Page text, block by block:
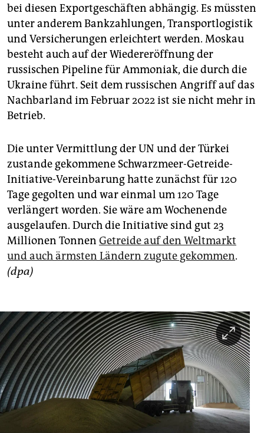
bei diesen Exportgeschäften abhängig. Es müssten
unter anderem Bankzahlungen, Transportlogistik
und Versicherungen erleichtert werden. Moskau
besteht auch auf der Wiedereröffnung der
russischen Pipeline für Ammoniak, die durch die
Ukraine führt. Seit dem russischen Angriff auf das
Nachbarland im Februar 2022 ist sie nicht mehr in
Betrieb.
Die unter Vermittlung der UN und der Türkei
zustande gekommene Schwarzmeer-Getreide-
Initiative-Vereinbarung hatte zunächst für 120
Tage gegolten und war einmal um 120 Tage
verlängert worden. Sie wäre am Wochenende
ausgelaufen. Durch die Initiative sind gut 23
Millionen Tonnen Getreide auf den Weltmarkt
und auch ärmsten Ländern zugute gekommen.
(dpa)